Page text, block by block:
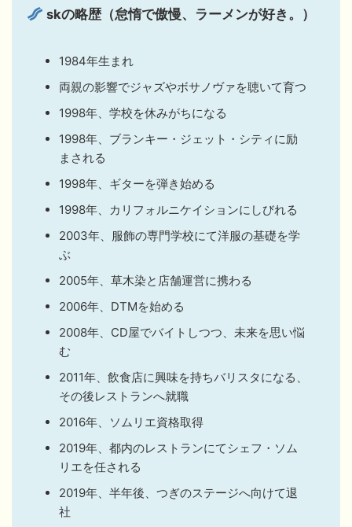
skの略歴（怠惰で傲慢、ラーメンが好き。）
1984年生まれ
両親の影響でジャズやボサノヴァを聴いて育つ
1998年、学校を休みがちになる
1998年、ブランキー・ジェット・シティに励
まされる
1998年、ギターを弾き始める
1998年、カリフォルニケイションにしびれる
2003年、服飾の専門学校にて洋服の基礎を学
ぶ
2005年、草木染と店舗運営に携わる
2006年、DTMを始める
2008年、CD屋でバイトしつつ、未来を思い悩
む
2011年、飲食店に興味を持ちバリスタになる、
その後レストランへ就職
2016年、ソムリエ資格取得
2019年、都内のレストランにてシェフ・ソム
リエを任される
2019年、半年後、つぎのステージへ向けて退
社